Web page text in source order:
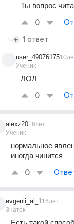
Ты вопрос
0
1 ответ
user_49076175
Ученик
ЛОЛ
0
alexz20
Ученик
16лет
нормальное
иногда чинится
0
evgenii_al_1
Знаток
16лет